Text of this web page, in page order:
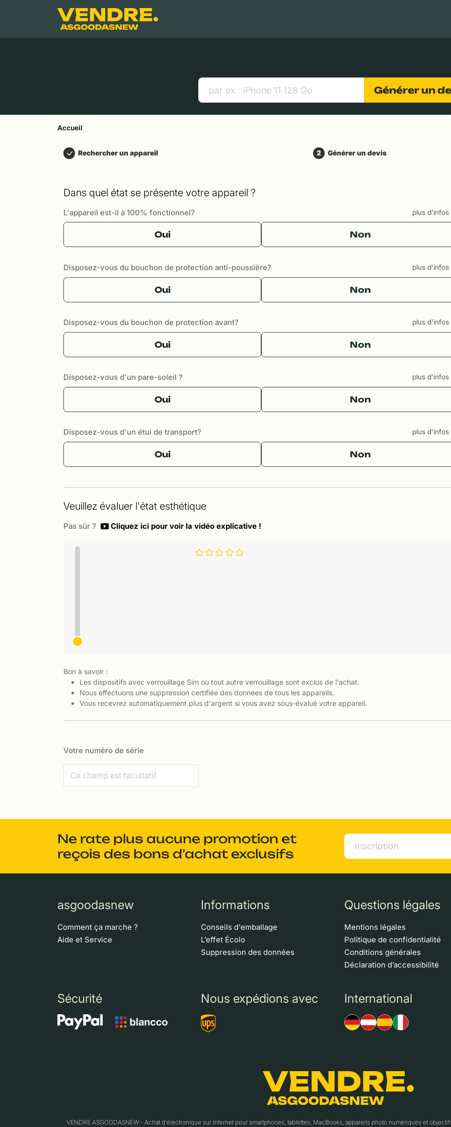
Contenu principal
Générer un
Accueil
Rechercher un appareil 2 Générer un devis
Dans quel état se présente votre appareil ?
L'appareil est-il à 100% fonctionnel? plus d'infos
Oui Non
Disposez-vous du bouchon de protection anti-poussière? plus d'infos
Oui Non
Disposez-vous du bouchon de protection avant? plus d'infos
Oui Non
Disposez-vous d'un pare-soleil ? plus d'infos
Oui Non
Disposez-vous d'un étui de transport? plus d'infos
Oui Non
Veuillez évaluer l'état esthétique
Pas sûr ? Cliquez ici pour voir la vidéo explicative !
Bon à savoir :
Les dispositifs avec verrouillage Sim ou tout autre verrouillage sont exclus de l'achat.
Nous effectuons une suppression certifiée des données de tous les appareils.
Vous recevrez automatiquement plus d'argent si vous avez sous-évalué votre appareil.
Votre numéro de série
Ne rate plus aucune promotion et
reçois des bons d’achat exclusifs
asgoodasnew
Comment ça marche ?
Aide et Service
Informations
Conseils d'emballage
L’effet Écolo
Suppression des données
Questions légales
Mentions légales
Politique de confidentialité
Conditions générales
Déclaration d’accessibilité
Sécurité Nous expédions avec International
VENDRE.ASGOODASNEW - Achat d'électronique sur Internet pour smartphones, tablettes, MacBooks, appareils photo numériques et